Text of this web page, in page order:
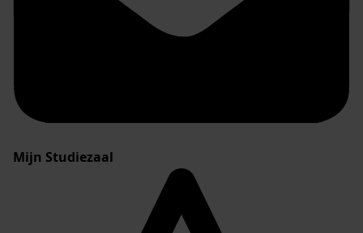
Mijn Studiezaal